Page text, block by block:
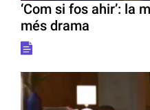
‘Com si fos ahir’: la
més drama